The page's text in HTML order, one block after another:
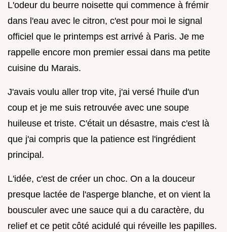
L'odeur du beurre noisette qui commence à frémir
dans l'eau avec le citron, c'est pour moi le signal
officiel que le printemps est arrivé à Paris. Je me
rappelle encore mon premier essai dans ma petite
cuisine du Marais.
J'avais voulu aller trop vite, j'ai versé l'huile d'un
coup et je me suis retrouvée avec une soupe
huileuse et triste. C'était un désastre, mais c'est là
que j'ai compris que la patience est l'ingrédient
principal.
L'idée, c'est de créer un choc. On a la douceur
presque lactée de l'asperge blanche, et on vient la
bousculer avec une sauce qui a du caractère, du
relief et ce petit côté acidulé qui réveille les papilles.